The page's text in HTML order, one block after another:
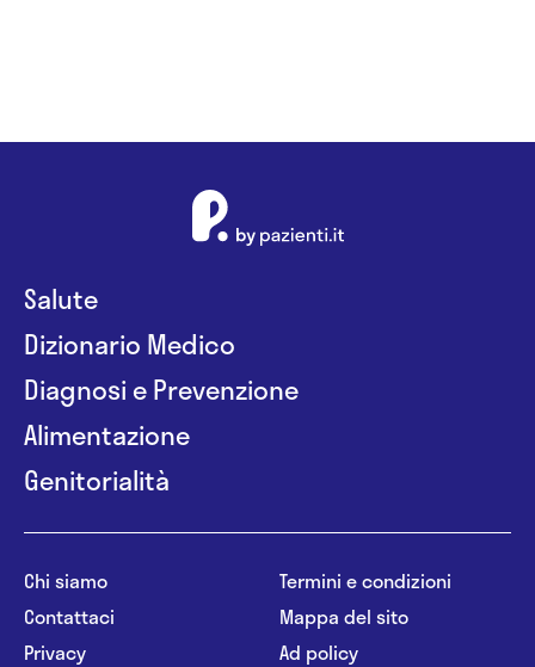
Salute
Dizionario Medico
Diagnosi e Prevenzione
Alimentazione
Genitorialità
Chi siamo
Contattaci
Privacy
Termini e condizioni
Mappa del sito
Ad policy